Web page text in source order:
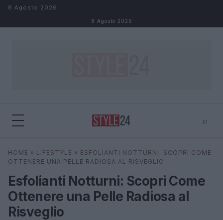
Salta al contenuto
8 Agosto 2026
8 Agosto 2026
⌕
Cerca ⌕ ×
HOME » LIFESTYLE » ESFOLIANTI NOTTURNI: SCOPRI COME
OTTENERE UNA PELLE RADIOSA AL RISVEGLIO
Esfolianti Notturni: Scopri Come
Ottenere una Pelle Radiosa al
Risveglio